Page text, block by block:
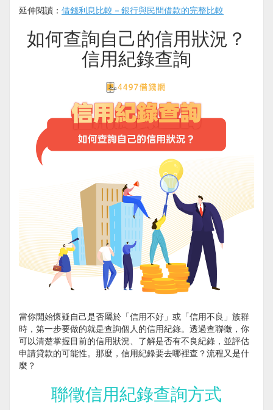
延伸閱讀： 借錢利息比較－銀行與民間借款的完整比較
如何查詢自己的信用狀況？
信用紀錄查詢
當你開始懷疑自己是否屬於「信用不好」或「信用不良」族群
時，第一步要做的就是查詢個人的信用紀錄。透過查聯徵，你
可以清楚掌握目前的信用狀況、了解是否有不良紀錄，並評估
申請貸款的可能性。那麼，信用紀錄要去哪裡查？流程又是什
麼？
聯徵信用紀錄查詢方式